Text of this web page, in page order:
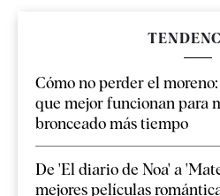
Cómo no perder el
que mejor funcionan para
bronceado más tiempo
De 'El diario de Noa' a
mejores películas